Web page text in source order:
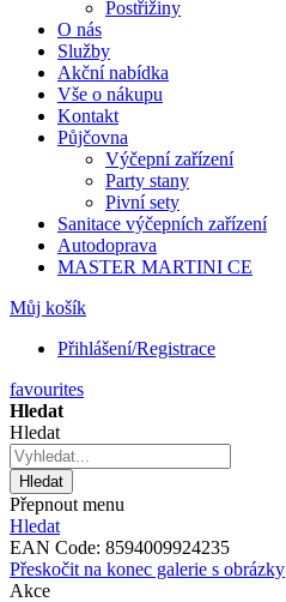
Postřižiny
O nás
Služby
Akční nabídka
Vše o nákupu
Kontakt
Půjčovna
Výčepní zařízení
Party stany
Pivní sety
Sanitace výčepních zařízení
Autodoprava
MASTER MARTINI CE
Můj košík
Přihlášení/Registrace
favourites
Hledat
Hledat
Hledat
Přepnout menu
Hledat
EAN Code: 8594009924235
Přeskočit na konec galerie s obrázky
Akce